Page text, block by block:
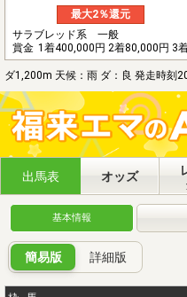
最大2％還元
サラブレッド系 一般
賞金 1着400,000円 2着80,000円 3
ダ1,200m 天候：雨 ダ：良 発走時刻
出馬表 オッズ
基本情報
簡易版 詳細版